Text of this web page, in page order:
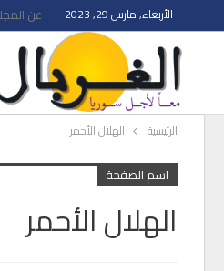
الأربعاء, مارس 29, 2023 عن
الرئيسية الهلال الأحمر
اسم الصفحة
الهلال الأحمر